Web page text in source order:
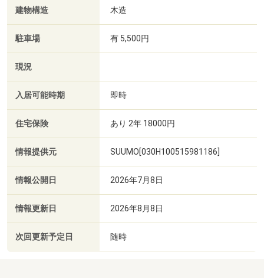
建物構造 木造
駐車場 有 5,500円
現況
入居可能時期 即時
住宅保険 あり 2年 18000円
情報提供元 SUUMO[030H100515981186]
情報公開日 2026年7月8日
情報更新日 2026年8月8日
次回更新予定日 随時